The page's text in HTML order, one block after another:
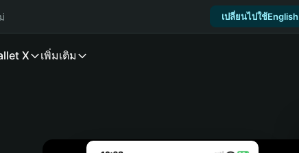
เปลี่ยนไปใช้English
X เพิ่มเติม